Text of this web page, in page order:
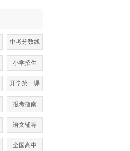
中考分数线
小学招生
开学第一课
报考指南
语文辅导
全国高中